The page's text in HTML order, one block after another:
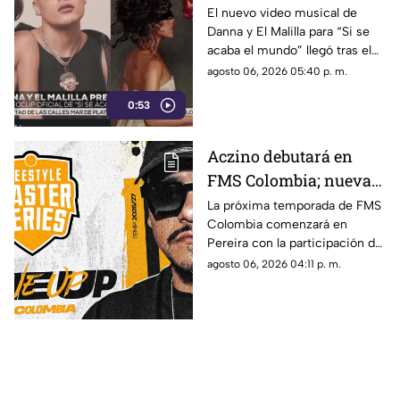
0:53
videoclip y aumentan
expectativa entre sus
fans
El nuevo video musical de
Danna y El Malilla para “Si se
acaba el mundo” llegó tras el
buen recibimiento del sencillo
agosto 06, 2026 05:40 p. m.
Aczino debutará en
FMS Colombia; nueva
temporada ya tiene
fecha de inicio
La próxima temporada de FMS
Colombia comenzará en
Pereira con la participación del
mexicano Aczino y el regreso
agosto 06, 2026 04:11 p. m.